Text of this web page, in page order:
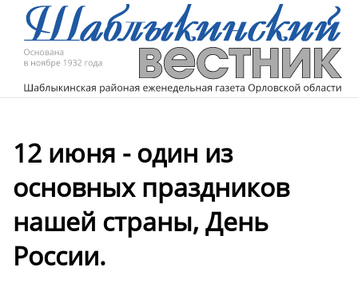
12 июня - один из
основных праздников
нашей страны, День
России.